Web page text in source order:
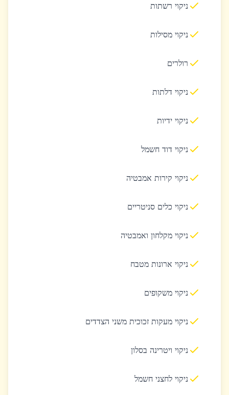
ניקוי רשתות
ניקוי מסילות
רולרים
ניקוי דלתות
ניקוי ידיות
ניקוי דוד חשמל
ניקוי קירות אמבטיה
ניקוי כלים סניטריים
ניקוי מקלחון ואמבטיה
ניקוי ארונות מטבח
ניקוי משקופים
ניקוי מעקות זכוכית משני הצדדים
ניקוי ויטרינה בסלון
ניקוי לחצני חשמל